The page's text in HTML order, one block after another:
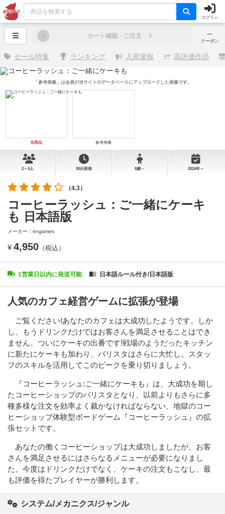
ログイン
─
クーポン
0 カート確認・ご注文
セール特集 ランキング 入荷速報 高評価作品
当商品 参考画像
「参考画像」は会員が当サイトのデータベースにアップロードした画像です。
2～4人 30分前後 8歳～ 2024年～
（4.3）
コーヒーラッシュ：ご一緒にケーキ
も 日本語版
メーカー：engames
¥ 4,950 （税込）
1営業日以内に発送可能 日本語ルール付き/日本語版
人気のカフェ経営ゲームに拡張が登場
ご覧ください!あなたのカフェは大成功したようです。しか
し、もうドリンクだけではお客さんを満足させることはでき
ません。ついにケーキの出番です!戦場のようだったキッチン
に新たにケーキも加わり、バリスタはさらに大忙し。スタッ
フのスキルを活用してこのピークを乗り切りましょう。
『コーヒーラッシュ:ご一緒にケーキも』は、大成功を期し
たコーヒーショップのバリスタとなり、以前よりもさらに多
種多様な注文を効率よく裁かなければならない、地獄のコー
ヒーショップ体験型ボードゲーム『コーヒーラッシュ』の拡
張セットです。
あなたの働くコーヒーショップは大成功しましたが、お客
さんを満足させるにはさらなるメニューが必要になりまし
た。今度はドリンクだけでなく、ケーキの注文もこなし、最
も評価を得たプレイヤーが勝利します。
システム/メカニクス/ジャンル